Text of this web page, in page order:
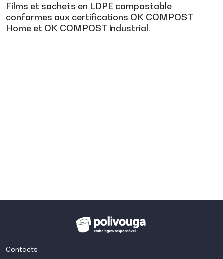
Films et sachets en LDPE compostable
conformes aux certifications OK COMPOST
Home et OK COMPOST Industrial.
Contacts